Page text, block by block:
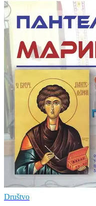
Društvo